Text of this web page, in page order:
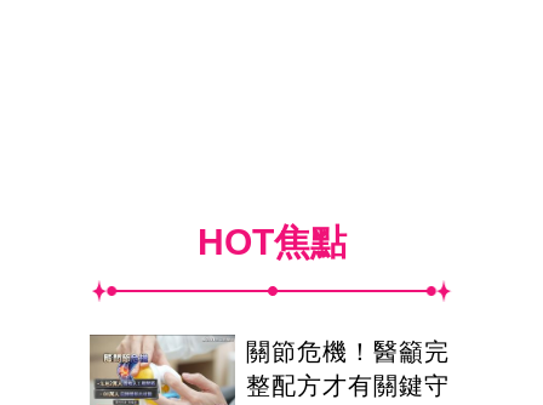
HOT焦點
關節危機！醫籲完
整配方才有關鍵守